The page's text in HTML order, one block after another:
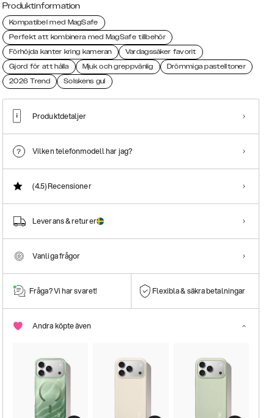
Produktinformation
Kompatibel med MagSafe
Perfekt att kombinera med MagSafe tillbehör
Förhöjda kanter kring kameran
Vardagssäker favorit
Gjord för att hålla
Mjuk och greppvänlig
Drömmiga pastelltoner
2026 Trend
Solskens gul
Produktdetaljer
Vilken telefonmodell har jag?
(4.5)Recensioner
Leverans & returer
Vanliga frågor
Fråga? Vi har svaret! Flexibla & säkra betalningar
Andra köpte även